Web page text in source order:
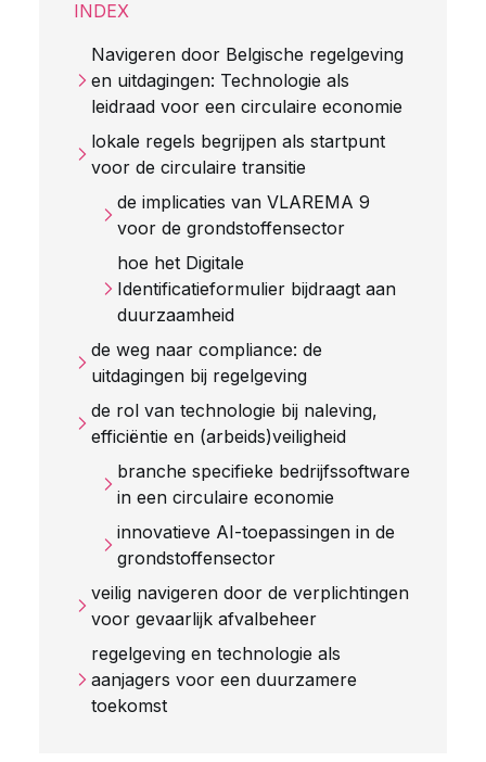
INDEX
Navigeren door Belgische regelgeving
en uitdagingen: Technologie als
leidraad voor een circulaire economie
lokale regels begrijpen als startpunt
voor de circulaire transitie
de implicaties van VLAREMA 9
voor de grondstoffensector
hoe het Digitale
Identificatieformulier bijdraagt aan
duurzaamheid
de weg naar compliance: de
uitdagingen bij regelgeving
de rol van technologie bij naleving,
efficiëntie en (arbeids)veiligheid
branche specifieke bedrijfssoftware
in een circulaire economie
innovatieve AI-toepassingen in de
grondstoffensector
veilig navigeren door de verplichtingen
voor gevaarlijk afvalbeheer
regelgeving en technologie als
aanjagers voor een duurzamere
toekomst